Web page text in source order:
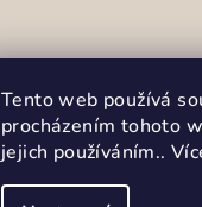
Tento web používá
procházením tohoto
jejich používáním..